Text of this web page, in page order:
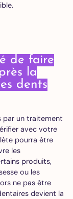
de faire
la
dents
par un traitement
avec votre
pourra être
les
produits,
ou les
ne pas être
devient la